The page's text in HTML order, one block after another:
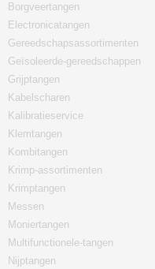
Borgveertangen
Electronicatangen
Gereedschapsassortimenten
Geïsoleerde-gereedschappen
Grijptangen
Kabelscharen
Kalibratieservice
Klemtangen
Kombitangen
Krimp-assortimenten
Krimptangen
Messen
Moniertangen
Multifunctionele-tangen
Nijptangen